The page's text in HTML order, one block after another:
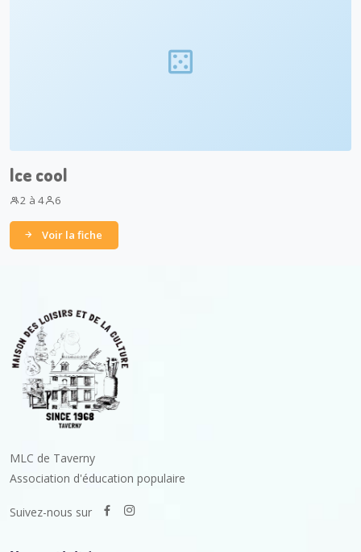
Ice cool
2 à 4 6
Voir la fiche
MLC de Taverny
Association d'éducation populaire
Suivez-nous sur